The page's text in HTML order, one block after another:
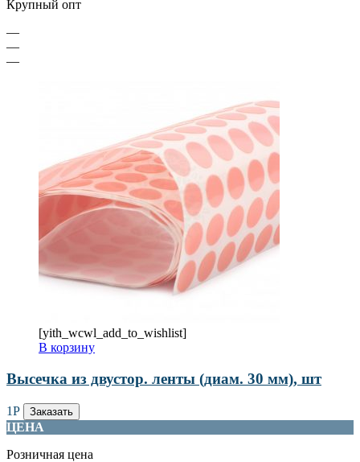
Крупный опт
—
—
—
[yith_wcwl_add_to_wishlist]
В корзину
Высечка из двустор. ленты (диам. 30 мм), шт
1Р Заказать
ЦЕНА
Розничная цена